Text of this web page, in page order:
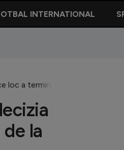
INTERNATIONAL
a terminat România
la